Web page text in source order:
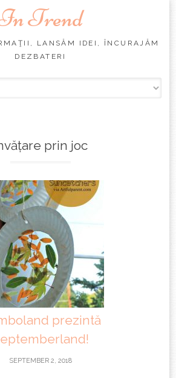
Trend
LANSĂM IDEI, ÎNCURAJĂM
DEZBATERI
to
prin joc
prezintă
SEPTEMBER 2, 2018